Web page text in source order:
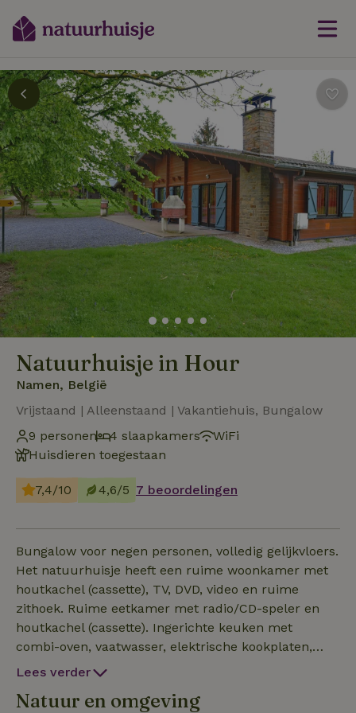
Natuurhuisje in Hour
Namen, België
Vrijstaand | Alleenstaand | Vakantiehuis, Bungalow
9 personen
4 slaapkamers
WiFi
Huisdieren toegestaan
7,4/10 4,6/5 7 beoordelingen
Bungalow voor negen personen, volledig gelijkvloers.
Het natuurhuisje heeft een ruime woonkamer met
houtkachel (cassette), TV, DVD, video en ruime
zithoek. Ruime eetkamer met radio/CD-speler en
houtkachel (cassette). Ingerichte keuken met
combi-oven, vaatwasser, elektrische kookplaten,
koelkast met aparte grote diepvriezer, senseo,
slaapkamers, waarvan één met TV en lavabo. Er is
Lees verder
Natuur en omgeving